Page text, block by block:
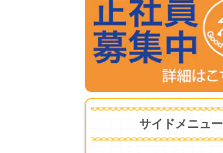
サイドメニュー